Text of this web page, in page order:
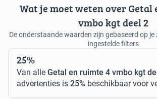
Wat je moet weten over Getal
vmbo kgt deel 2
De onderstaande waarden zijn gebaseerd op
ingestelde filters
25%
Van alle Getal en ruimte 4 vmbo kgt
advertenties is 25% beschikbaar voor